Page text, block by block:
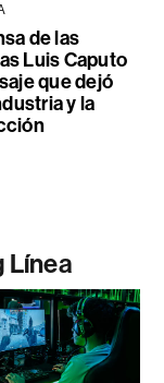
de las
Luis Caputo
que dejó
y la
Línea